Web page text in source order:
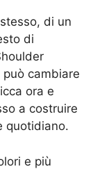
di un
di
cambiare
ora e
a costruire
quotidiano.
e più